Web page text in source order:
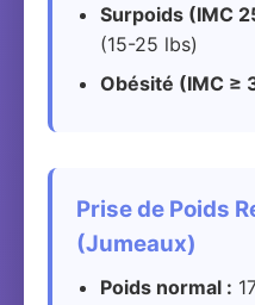
Surpoids (IMC
(15-25 lbs)
Obésité (IMC ≥
Prise de Poids
(Jumeaux)
Poids normal :